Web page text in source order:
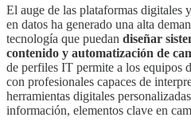
El auge de las plataformas digitales
en datos ha generado una alta
tecnología que puedan diseñar
contenido y automatización de
de perfiles IT permite a los equipos
con profesionales capaces de
herramientas digitales
información, elementos clave en